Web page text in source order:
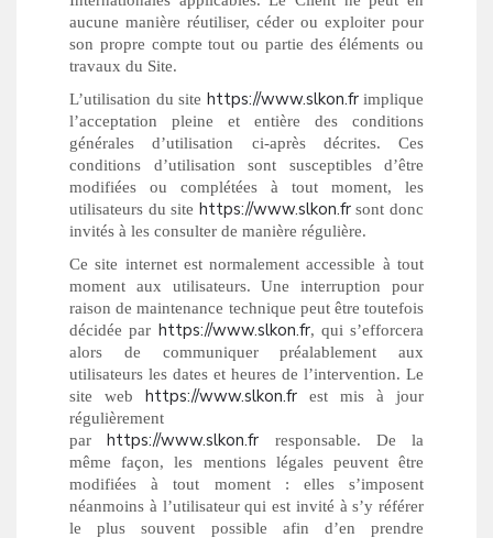
aucune manière réutiliser, céder ou exploiter pour
son propre compte tout ou partie des éléments ou
travaux du Site.
L’utilisation du site https://www.slkon.frimplique
l’acceptation pleine et entière des conditions
générales d’utilisation ci-après décrites. Ces
conditions d’utilisation sont susceptibles d’être
modifiées ou complétées à tout moment, les
utilisateurs du site https://www.slkon.frsont donc
invités à les consulter de manière régulière.
Ce site internet est normalement accessible à tout
moment aux utilisateurs. Une interruption pour
raison de maintenance technique peut être toutefois
décidée par https://www.slkon.fr, qui s’efforcera
alors de communiquer préalablement aux
utilisateurs les dates et heures de l’intervention. Le
site web https://www.slkon.fr est mis à jour
régulièrement
par https://www.slkon.fr responsable. De la
même façon, les mentions légales peuvent être
modifiées à tout moment : elles s’imposent
néanmoins à l’utilisateur qui est invité à s’y référer
le plus souvent possible afin d’en prendre